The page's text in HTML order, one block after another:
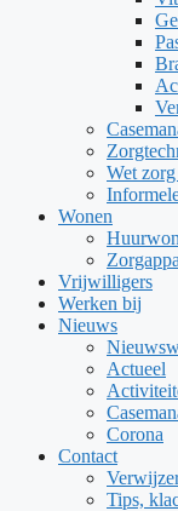
Wet
Wonen
Vrijwilligers
Werken bij
Nieuws
Actueel
Corona
Contact
Tips,